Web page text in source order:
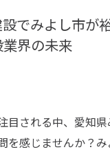
でみよし市が
界の未来
目される中、愛知
を感じませんか？